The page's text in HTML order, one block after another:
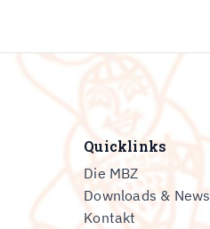
Quicklinks
Die MBZ
Downloads & News
Kontakt